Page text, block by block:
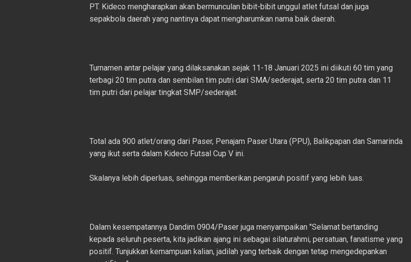
PT. Kideco mengharapkan akan bermunculan bibit-bibit unggul atlet futsal dan juga
sepakbola daerah yang nantinya dapat mengharumkan nama baik daerah.
Turnamen antar pelajar yang dilaksanakan sejak 11-18 Januari 2025 ini diikuti 60 tim yang
terbagi 20 tim putra dan sembilan tim putri dari SMA/sederajat, serta 20 tim putra dan 11
tim putri dari pelajar tingkat SMP/sederajat.
Total ada 900 atlet/orang dari Paser, Penajam Paser Utara (PPU), Balikpapan dan Samarinda
yang ikut serta dalam Kideco Futsal Cup V ini.
Skalanya lebih diperluas, sehingga memberikan pengaruh positif yang lebih luas.
Dalam kesempatannya Dandim 0904/Paser juga menyampaikan "Selamat bertanding
kepada seluruh peserta, kita jadikan ajang ini sebagai silaturahmi, persatuan, fanatisme yang
positif. Tunjukkan kemampuan kalian, jadilah yang terbaik dengan tetap mengedepankan